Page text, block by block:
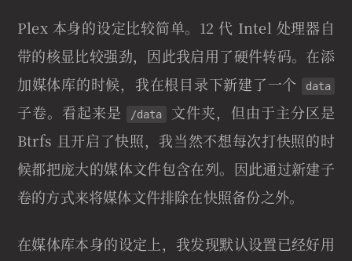
Plex 本身的设定比较简单。12 代 Intel 处理器自
带的核显比较强劲，因此我启用了硬件转码。在添
加媒体库的时候，我在根目录下新建了一个
data
子卷。看起来是 /data
文件夹，但由于主分区是
Btrfs 且开启了快照，我当然不想每次打快照的时
候都把庞大的媒体文件包含在列。因此通过新建子
卷的方式来将媒体文件排除在快照备份之外。
在媒体库本身的设定上，我发现默认设置已经好用